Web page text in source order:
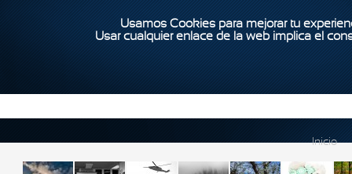
Usamos Cookies para mejorar tu
Usar cualquier enlace de la web implica el
Inicio